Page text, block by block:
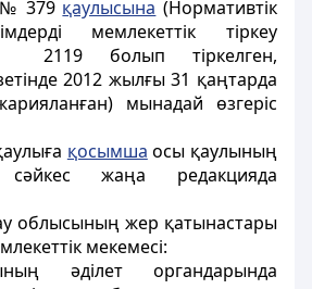
№ 379 қаулысына (Нормативтік
мемлекеттік тіркеу
2119 болып тіркелген,
2012 жылғы 31 қаңтарда
мынадай өзгеріс
қосымша осы қаулының
жаңа редакцияда
облысының жер қатынастары
мекемесі:
әділет органдарында